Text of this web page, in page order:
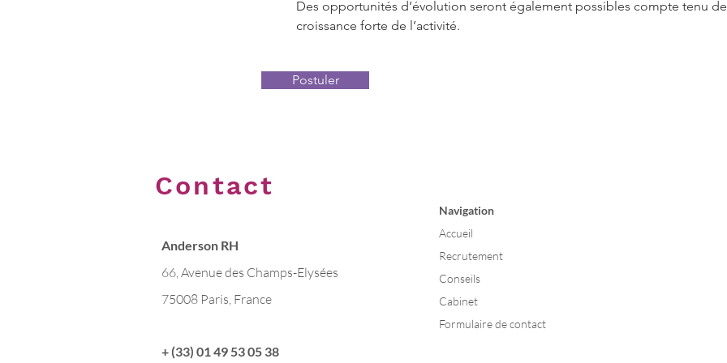
Des opportunités d’évolution seront également possibles compte tenu
croissance forte de l’activité.
Postuler
Contact
Anderson RH
66, Avenue des Champs-Elysées
75008 Paris, France
+ (33) 01 49 53 05 38
Navigation
Accueil
Recrutement
Conseils
Cabinet
Formulaire de contact